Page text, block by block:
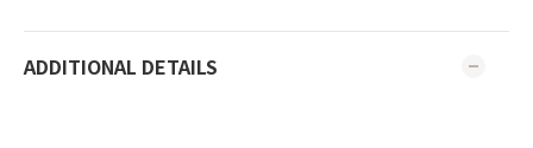
ADDITIONAL DETAILS